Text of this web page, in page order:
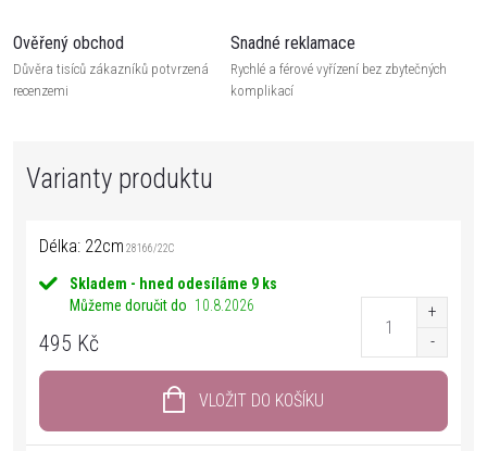
Ověřený obchod
Důvěra tisíců zákazníků potvrzená
recenzemi
Snadné reklamace
Rychlé a férové vyřízení bez zbytečných
komplikací
Délka: 22cm 28166/22C
Skladem - hned odesíláme 9 ks
Můžeme doručit do 10.8.2026
495 Kč
VLOŽIT DO KOŠÍKU